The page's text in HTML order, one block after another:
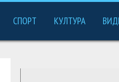
СПОРТ КУЛТУРА